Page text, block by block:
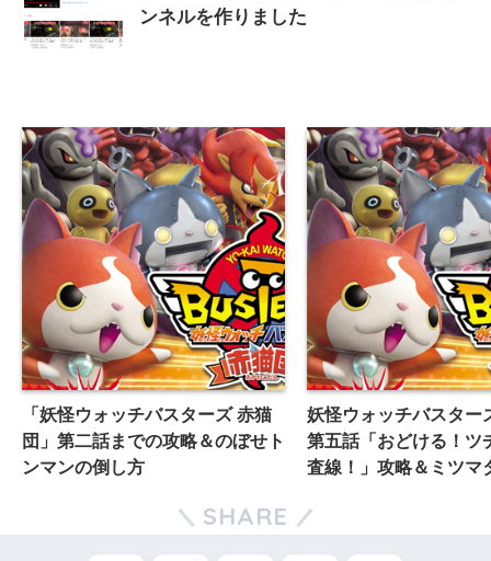
ンネルを作りました
「妖怪ウォッチバスターズ 赤猫
団」第二話までの攻略＆のぼせト
ンマンの倒し方
妖怪ウォッチバスター
第五話「おどける！ツ
査線！」攻略＆ミツマ
SHARE